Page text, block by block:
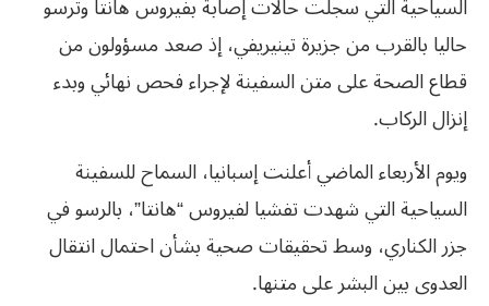
حاليا ⁠بالقرب من جزيرة ​تينيريفي، إذ صعد ​مسؤولون من
قطاع الصحة على متن السفينة لإجراء فحص ​نهائي وبدء
إنزال الركاب.
ويوم الأربعاء الماضي أعلنت إسبانيا، السماح للسفينة
السياحية التي شهدت تفشيا لفيروس “هانتا”، بالرسو في
جزر الكناري، وسط تحقيقات صحية بشأن احتمال انتقال
العدوى بين البشر على متنها.